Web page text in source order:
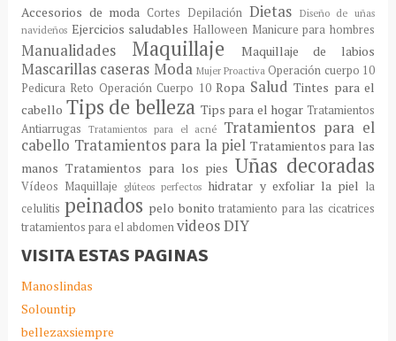
Accesorios de moda Cortes Depilación Dietas
Diseño de uñas
navideños Ejercicios saludables Halloween Manicure para hombres
Manualidades Maquillaje Maquillaje de labios
Mascarillas caseras Moda Mujer Proactiva Operación cuerpo 10
Pedicura Reto Operación Cuerpo 10 Ropa Salud Tintes para el
cabello Tips de belleza Tips para el hogar Tratamientos
Antiarrugas Tratamientos para el acné Tratamientos para el
cabello Tratamientos para la piel Tratamientos para las
manos Tratamientos para los pies Uñas decoradas
Vídeos Maquillaje glúteos perfectos hidratar y exfoliar la piel la
celulitis peinados pelo bonito tratamiento para las cicatrices
tratamientos para el abdomenvideos DIY
VISITA ESTAS PAGINAS
Manoslindas
Solountip
bellezaxsiempre